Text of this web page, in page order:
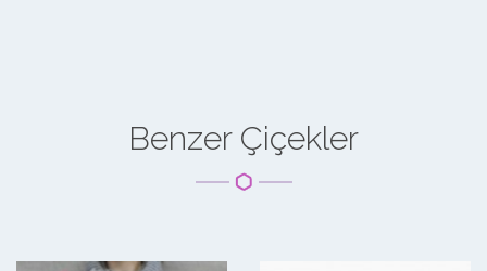
Benzer Çiçekler